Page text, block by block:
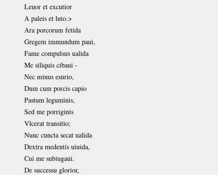
Leuor et excutior
A paleis et luto.>
Ara porcorum fetida
Gregem immundum paui,
Fame compulsus ualida
Me siliquis cibaui -
Nec minus esurio,
Dum cum porcis capio
Pastum leguminis,
Sed me porriginis
Vlcerat transitio;
Nunc cuncta secat ualida
Dextra medentis uiuida,
Cui me subiugaui.
De successu glorior,